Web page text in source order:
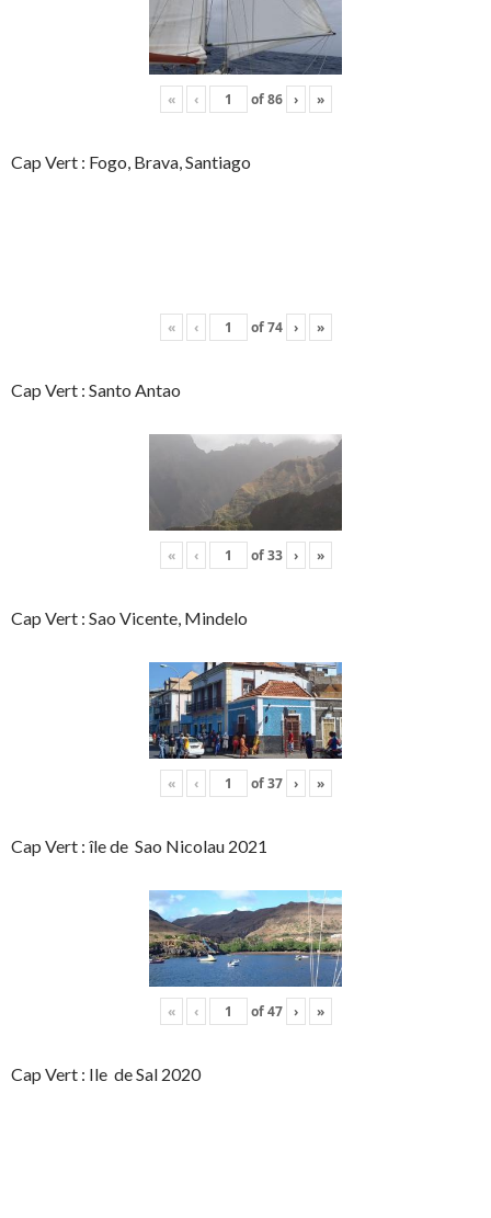
« ‹ of86 › »
Cap Vert : Fogo, Brava, Santiago
« ‹ of74 › »
Cap Vert : Santo Antao
« ‹ of33 › »
Cap Vert : Sao Vicente, Mindelo
« ‹ of37 › »
Cap Vert : île de Sao Nicolau 2021
« ‹ of47 › »
Cap Vert : Ile de Sal 2020